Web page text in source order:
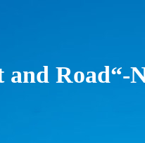
and Road“-